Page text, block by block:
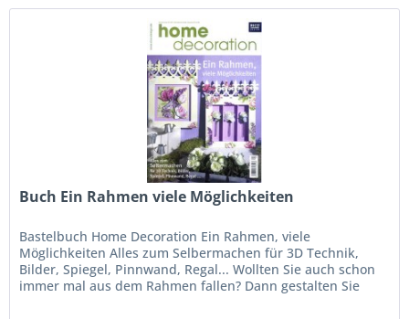
Buch Ein Rahmen viele Möglichkeiten
Bastelbuch Home Decoration Ein Rahmen, viele
Möglichkeiten Alles zum Selbermachen für 3D Technik,
Bilder, Spiegel, Pinnwand, Regal... Wollten Sie auch schon
immer mal aus dem Rahmen fallen? Dann gestalten Sie